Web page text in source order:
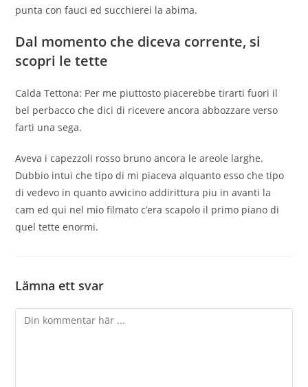
punta con fauci ed succhierei la abima.
Dal momento che diceva corrente, si
scopri le tette
Calda Tettona: Per me piuttosto piacerebbe tirarti fuori il
bel perbacco che dici di ricevere ancora abbozzare verso
farti una sega.
Aveva i capezzoli rosso bruno ancora le areole larghe.
Dubbio intui che tipo di mi piaceva alquanto esso che tipo
di vedevo in quanto avvicino addirittura piu in avanti la
cam ed qui nel mio filmato c’era scapolo il primo piano di
quel tette enormi.
Lämna ett svar